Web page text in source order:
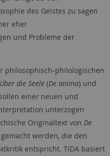
des Geistes zu sagen
eher
und Probleme der
philosophisch-philologischen
Über die Seele(De anima) und
einer neuen und
unterzogen
Originaltext von De
werden, die den
entspricht. TIDA basiert